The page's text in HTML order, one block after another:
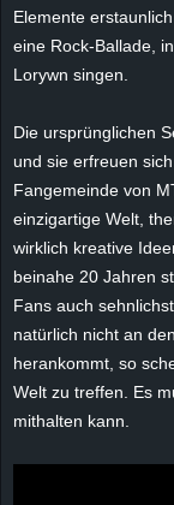
Elemente
eine Rock-Ballade,
Lorywn singen.
Die ursprünglichen
und sie erfreuen
Fangemeinde von
einzigartige Welt,
wirklich kreative
beinahe 20 Jahren
Fans auch
natürlich nicht an
herankommt, so
Welt zu treffen. Es
mithalten kann.